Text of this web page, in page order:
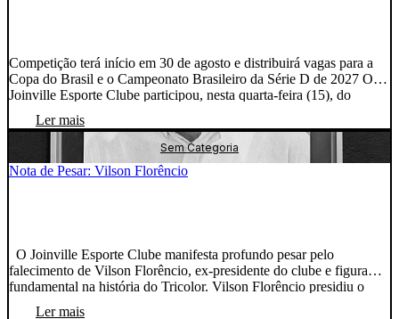
Competição terá início em 30 de agosto e distribuirá vagas para a
Copa do Brasil e o Campeonato Brasileiro da Série D de 2027 O
Joinville Esporte Clube participou, nesta quarta-feira (15), do
auditório da Federação Catarinense de Futebol, em Balneário
Camboriú. O JEC foi representado […]
Ler mais
Sem Categoria
Nota de Pesar: Vilson Florêncio
O Joinville Esporte Clube manifesta profundo pesar pelo
falecimento de Vilson Florêncio, ex-presidente do clube e figura
fundamental na história do Tricolor. Vilson Florêncio presidiu o
Ler mais